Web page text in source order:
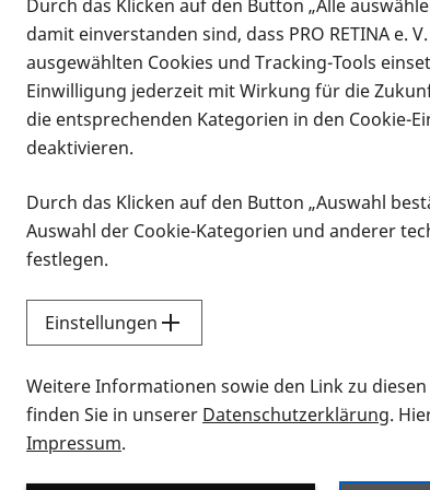
Infomaterial
Infomaterial
Vorlesen
Alle
Sie möchten wissen, wie Sie
Durch das Klicken auf den Button „Alle
damit einverstanden sind, dass PRO RETINA e.
ausgewählten Cookies und Tracking-Tools
Einwilligung jederzeit mit Wirkung für die
die entsprechenden Kategorien in den Cookie-
deaktivieren.
Durch das Klicken auf den Button „Auswahl
Auswahl der Cookie-Kategorien und anderer
festlegen.
Einstellungen
Weitere Informationen sowie den Link zu
finden Sie in unserer Datenschutzerklärung.
Impressum.